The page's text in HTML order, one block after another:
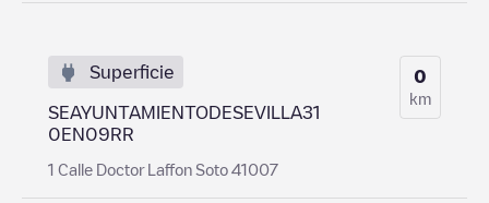
Superficie
SEAYUNTAMIENTODESEVILLA31
0EN09RR
1 Calle Doctor Laffon Soto 41007
0
km